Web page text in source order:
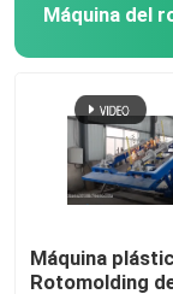
Máquina
Rotomolding